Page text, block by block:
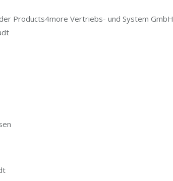
Products4more Vertriebs- und System GmbH